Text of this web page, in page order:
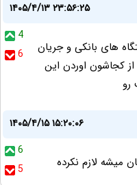
۱۴۰۵/۴/۱۳ ۲۳:۵۶:۲۵
4
6
های بانکی و جریان
کجاشون اوردن این
رو
۱۴۰۵/۴/۱۵ ۱۵:۲۰:۰۶
6
5
میشه لازم نکرده